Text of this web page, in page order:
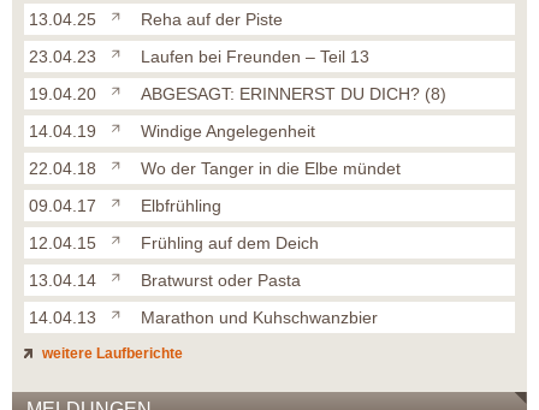
13.04.25
Reha auf der Piste
23.04.23
Laufen bei Freunden – Teil 13
19.04.20
ABGESAGT: ERINNERST DU DICH? (8)
14.04.19
Windige Angelegenheit
22.04.18
Wo der Tanger in die Elbe mündet
09.04.17
Elbfrühling
12.04.15
Frühling auf dem Deich
13.04.14
Bratwurst oder Pasta
14.04.13
Marathon und Kuhschwanzbier
weitere Laufberichte